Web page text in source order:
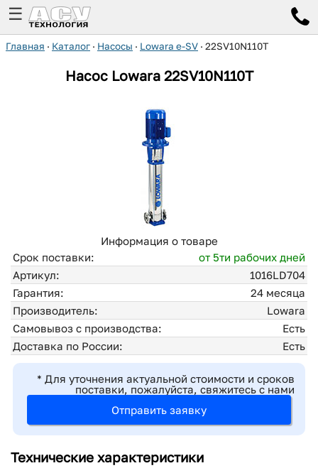
☰
Главная · Каталог · Насосы · Lowara e-SV · 22SV10N110T
Насос Lowara 22SV10N110T
Информация о товаре
Срок поставки:
от 5ти рабочих дней
Артикул:
1016LD704
Гарантия:
24 месяца
Производитель:
Lowara
Самовывоз с производства:
Есть
Доставка по России:
Есть
* Для уточнения актуальной стоимости и сроков
поставки, пожалуйста, свяжитесь с нами
Отправить заявку
Технические характеристики